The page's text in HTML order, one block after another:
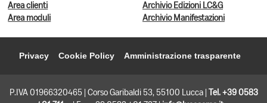
Area clienti
Area moduli
Archivio Edizioni LC&G
Archivio Manifestazioni
Privacy Cookie Policy Amministrazione trasparente
P.IVA 01966320465 | Corso Garibaldi 53, 55100 Lucca |
Tel. +39 0583